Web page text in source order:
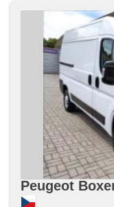
Peugeot